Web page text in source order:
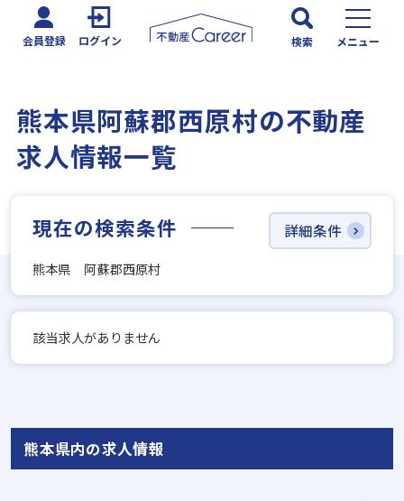
会員登録 ログイン 検索 メニュー
熊本県阿蘇郡西原村の不動産
求人情報一覧
現在の検索条件
熊本県 阿蘇郡西原村
詳細条件
該当求人がありません
熊本県内の求人情報